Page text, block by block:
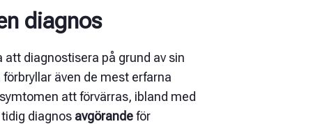
diagnos
att diagnostisera på grund av sin
även de mest erfarna
att förvärras, ibland med
diagnos avgörandeför